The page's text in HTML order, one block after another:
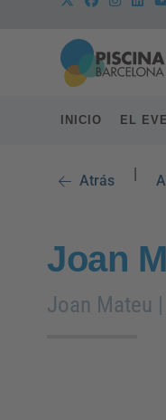
INICIO EL
Atrás
Joan
Joan Mateu |